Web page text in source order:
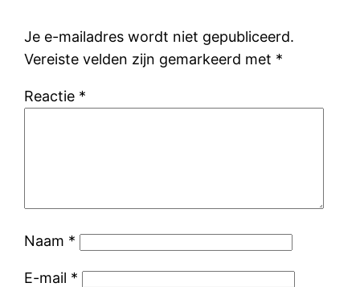
Je e-mailadres wordt niet gepubliceerd.
Vereiste velden zijn gemarkeerd met *
Reactie *
Naam *
E-mail *